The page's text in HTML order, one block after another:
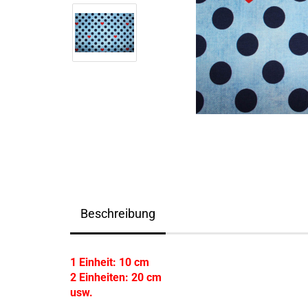
Beschreibung
1 Einheit: 10 cm
2 Einheiten: 20 cm
usw.